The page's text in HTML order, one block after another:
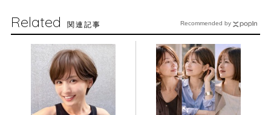
Related 関連記事 Recommended by